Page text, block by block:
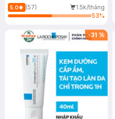
Dầu 500ml
5.0 (57)
1.5k/tháng
53%
-31 %